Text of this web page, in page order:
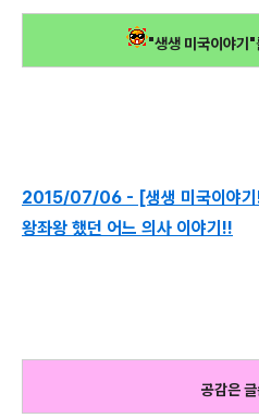
"생생 미국이야기"
2015/07/06 - [생생 미국이야기
왕좌왕 했던 어느 의사 이야기!!
공감은